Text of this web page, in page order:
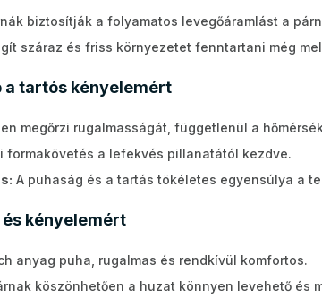
biztosítják a folyamatos levegőáramlást a
száraz és friss környezetet fenntartani még
a tartós kényelemért
megőrzi rugalmasságát, függetlenül a
formakövetés a lefekvés pillanatától kezdve.
A puhaság és a tartás tökéletes egyensúlya a
kényelemért
anyag puha, rugalmas és rendkívül komfortos.
köszönhetően a huzat könnyen levehető és